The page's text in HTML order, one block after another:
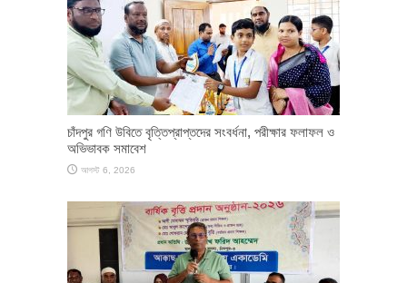
চাঁদপুর গণি উবিতে বৃত্তিপ্রাপ্তদের সংবর্ধনা, পরীক্ষার ফলাফল ও
অভিভাবক সমাবেশ
আগস্ট 6, 2026